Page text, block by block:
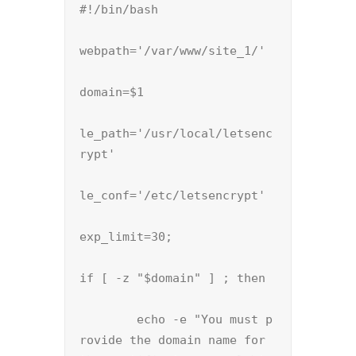
#!/bin/bash
webpath='/var/www/site_1/'
domain=$1
le_path='/usr/local/letsenc
rypt'
le_conf='/etc/letsencrypt'
exp_limit=30;
if [ -z "$domain" ] ; then
echo -e "You must p
rovide the domain name for